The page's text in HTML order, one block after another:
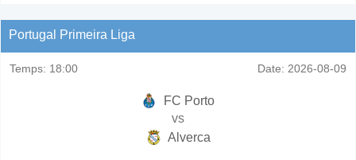
Portugal Primeira Liga
Temps: 18:00 Date: 2026-08-09
FC Porto
vs
Alverca